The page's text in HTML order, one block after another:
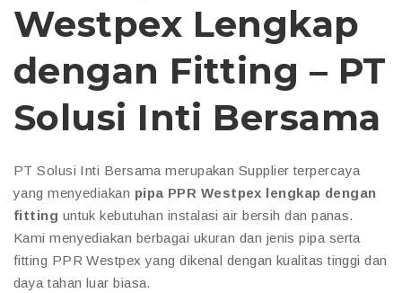
Westpex Lengkap
dengan Fitting – PT
Solusi Inti Bersama
PT Solusi Inti Bersama merupakan Supplier terpercaya
yang menyediakan pipa PPR Westpex lengkap dengan
fitting untuk kebutuhan instalasi air bersih dan panas.
Kami menyediakan berbagai ukuran dan jenis pipa serta
fitting PPR Westpex yang dikenal dengan kualitas tinggi dan
daya tahan luar biasa.